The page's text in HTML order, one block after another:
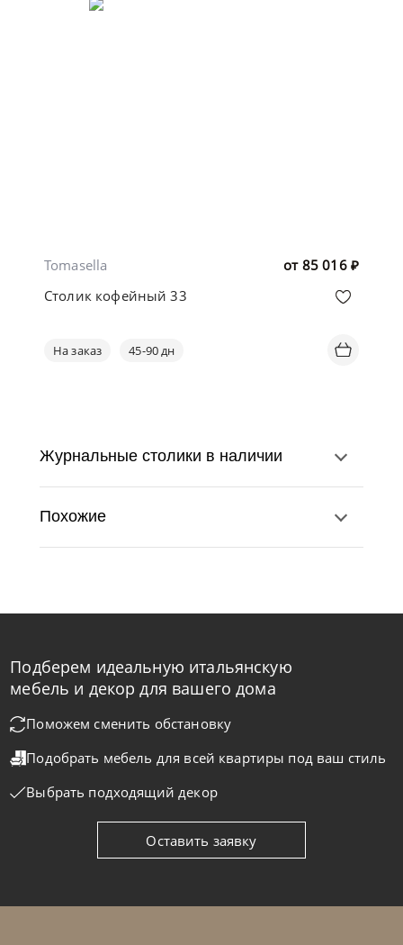
от 85 016 ₽
Tomasella
Столик кофейный 33
На заказ 45-90 дн
от
Tomasella
На заказ 45-90 дн
Журнальные столики в наличии
Похожие
Подберем идеальную итальянскую
мебель и декор для вашего дома
Поможем сменить обстановку
Подобрать мебель для всей квартиры под ваш стиль
Выбрать подходящий декор
Оставить заявку